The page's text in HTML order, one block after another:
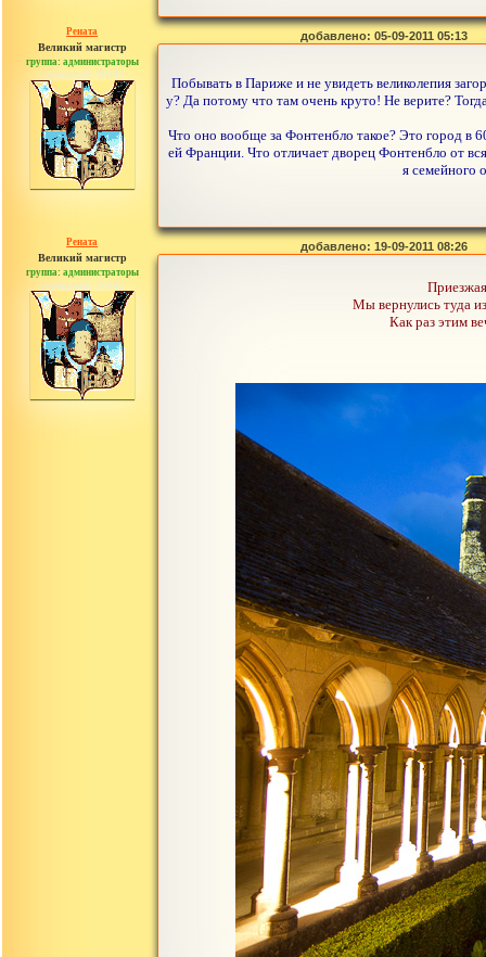
Рената
Великий магистр
группа: администраторы
сообщений: 30442
добавлено: 05-09-2011 05:13
Побывать в Париже и не увидеть великолепия
у? Да потому что там очень круто! Не верите?
Что оно вообще за Фонтенбло такое? Это город в
ей Франции. Что отличает дворец Фонтенбло от
я семейного
Рената
Великий магистр
группа: администраторы
сообщений: 30442
добавлено: 19-09-2011 08:26
Мы вернулись туда
Как раз этим